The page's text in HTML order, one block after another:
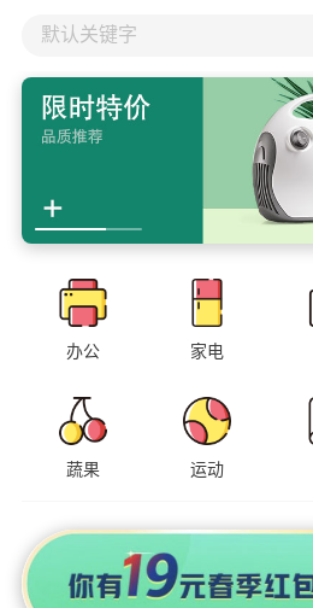
默认关键字
办公 家电
蔬果 运动